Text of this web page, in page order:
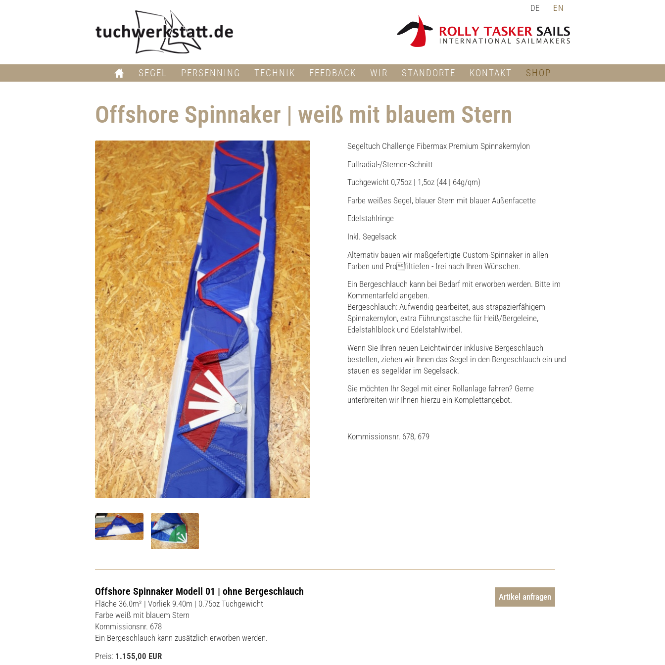
DE EN
SEGEL PERSENNING TECHNIK FEEDBACK WIR STANDORTE KONTAKT SHOP
Offshore Spinnaker | weiß mit blauem Stern
Segeltuch Challenge Fibermax Premium Spinnakernylon
Fullradial-/Sternen-Schnitt
Tuchgewicht 0,75oz | 1,5oz (44 | 64g/qm)
Farbe weißes Segel, blauer Stern mit blauer Außenfacette
Edelstahlringe
Inkl. Segelsack
Alternativ bauen wir maßgefertigte Custom-Spinnaker in allen
Farben und Profiltiefen - frei nach Ihren Wünschen.
Ein Bergeschlauch kann bei Bedarf mit erworben werden. Bitte im
Kommentarfeld angeben.
Bergeschlauch: Aufwendig gearbeitet, aus strapazierfähigem
Spinnakernylon, extra Führungstasche für Heiß/Bergeleine,
Edelstahlblock und Edelstahlwirbel.
Wenn Sie Ihren neuen Leichtwinder inklusive Bergeschlauch
bestellen, ziehen wir Ihnen das Segel in den Bergeschlauch ein und
stauen es segelklar im Segelsack.
Sie möchten Ihr Segel mit einer Rollanlage fahren? Gerne
unterbreiten wir Ihnen hierzu ein Komplettangebot.
Kommissionsnr. 678, 679
Offshore Spinnaker Modell 01 | ohne Bergeschlauch
Fläche 36.0m² | Vorliek 9.40m | 0.75oz Tuchgewicht
Farbe weiß mit blauem Stern
Kommissionsnr. 678
Ein Bergeschlauch kann zusätzlich erworben werden.
Preis: 1.155,00 EUR
Artikel anfragen